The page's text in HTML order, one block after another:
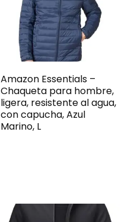
Amazon Essentials –
Chaqueta para hombre,
ligera, resistente al agua,
con capucha, Azul
Marino, L